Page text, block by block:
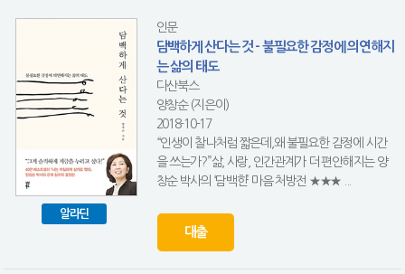
알라딘
인문
담백하게 산다는 것 - 불필요한 감정에 의연해지
는 삶의 태도
다산북스
양창순 (지은이)
2018-10-17
“인생이 찰나처럼 짧은데,왜 불필요한 감정에 시간
을 쓰는가?”삶, 사랑, 인간관계가 더 편안해지는 양
창순 박사의 ‘담백한’ 마음 처방전 ★★★ ...
대출